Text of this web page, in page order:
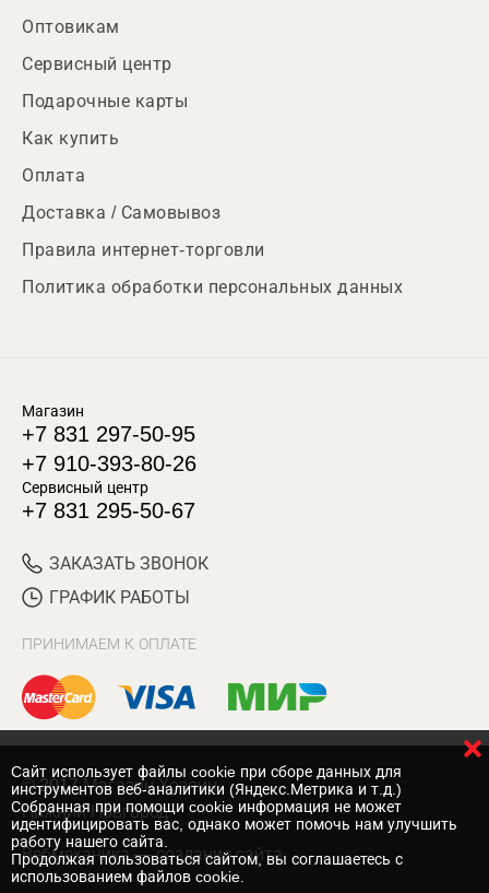
Оптовикам
Сервисный центр
Подарочные карты
Как купить
Оплата
Доставка / Самовывоз
Правила интернет-торговли
Политика обработки персональных данных
Магазин
+7 831 297-50-95
+7 910-393-80-26
Сервисный центр
+7 831 295-50-67
ЗАКАЗАТЬ ЗВОНОК
ГРАФИК РАБОТЫ
ПРИНИМАЕМ К ОПЛАТЕ
© 2017 Магазин Хозяин
Нижний Новгород
Вебмеханика — создание сайта
Cайт использует файлы cookie при сборе данных для
инструментов веб-аналитики (Яндекс.Метрика и т.д.)
Собранная при помощи cookie информация не может
идентифицировать вас, однако может помочь нам улучшить
работу нашего сайта.
Продолжая пользоваться сайтом, вы соглашаетесь с
использованием файлов cookie.